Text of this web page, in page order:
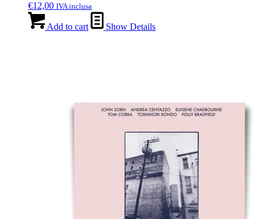
€12,00 IVA inclusa
Add to cart Show Details